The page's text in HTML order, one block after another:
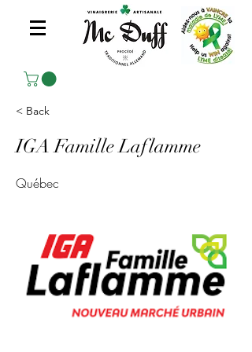
< Back
IGA Famille Laflamme
Québec